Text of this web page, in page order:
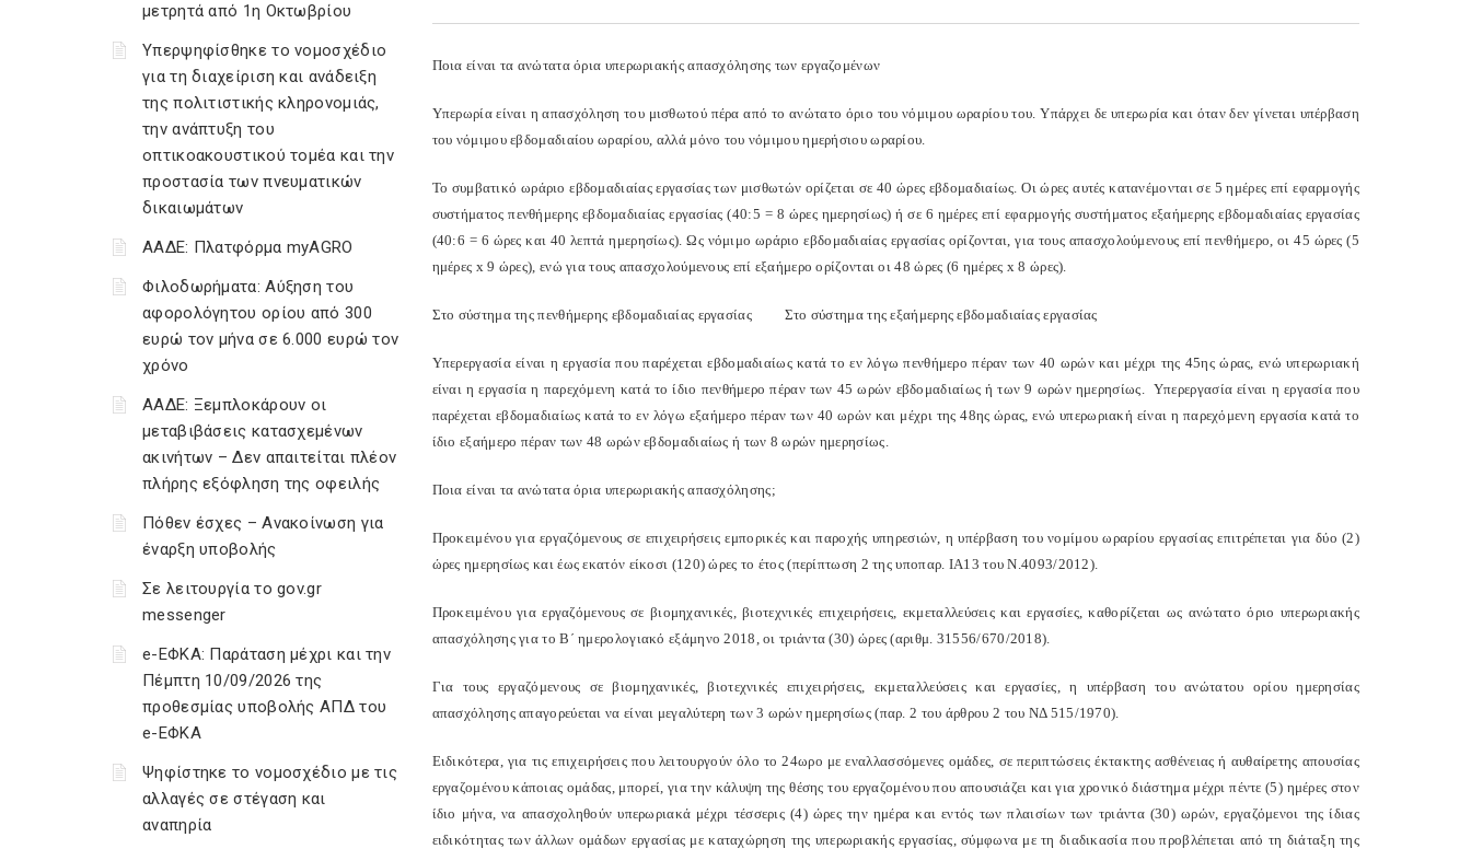
μετρητά από 1η Οκτωβρίου
Υπερψηφίσθηκε το νομοσχέδιο
για τη διαχείριση και ανάδειξη
της πολιτιστικής κληρονομιάς,
την ανάπτυξη του
οπτικοακουστικού τομέα και την
προστασία των πνευματικών
δικαιωμάτων
ΑΑΔΕ: Πλατφόρμα myAGRO
Φιλοδωρήματα: Αύξηση του
αφορολόγητου ορίου από 300
ευρώ τον μήνα σε 6.000 ευρώ τον
χρόνο
ΑΑΔΕ: Ξεμπλοκάρουν οι
μεταβιβάσεις κατασχεμένων
ακινήτων – Δεν απαιτείται πλέον
πλήρης εξόφληση της οφειλής
Πόθεν έσχες – Ανακοίνωση για
έναρξη υποβολής
Σε λειτουργία το gov.gr
messenger
e-ΕΦΚΑ: Παράταση μέχρι και την
Πέμπτη 10/09/2026 της
προθεσμίας υποβολής ΑΠΔ του
e-ΕΦΚΑ
Ψηφίστηκε το νομοσχέδιο με τις
αλλαγές σε στέγαση και
αναπηρία
Ποια είναι τα ανώτατα όρια υπερωριακής απασχόλησης των εργαζομένων
Υπερωρία είναι η απασχόληση του μισθωτού πέρα από το ανώτατο όριο του νόμιμου ωραρίου του. Υπάρχει δε υπερωρία και όταν δεν γίνεται υπέρβαση
του νόμιμου εβδομαδιαίου ωραρίου, αλλά μόνο του νόμιμου ημερήσιου ωραρίου.
Το συμβατικό ωράριο εβδομαδιαίας εργασίας των μισθωτών ορίζεται σε 40 ώρες εβδομαδιαίως. Οι ώρες αυτές κατανέμονται σε 5 ημέρες επί εφαρμογής
συστήματος πενθήμερης εβδομαδιαίας εργασίας (40:5 = 8 ώρες ημερησίως) ή σε 6 ημέρες επί εφαρμογής συστήματος εξαήμερης εβδομαδιαίας εργασίας
(40:6 = 6 ώρες και 40 λεπτά ημερησίως). Ως νόμιμο ωράριο εβδομαδιαίας εργασίας ορίζονται, για τους απασχολούμενους επί πενθήμερο, οι 45 ώρες (5
ημέρες x 9 ώρες), ενώ για τους απασχολούμενους επί εξαήμερο ορίζονται οι 48 ώρες (6 ημέρες x 8 ώρες).
Στο σύστημα της πενθήμερης εβδομαδιαίας εργασίας Στο σύστημα της εξαήμερης εβδομαδιαίας εργασίας
Υπερεργασία είναι η εργασία που παρέχεται εβδομαδιαίως κατά το εν λόγω πενθήμερο πέραν των 40 ωρών και μέχρι της 45ης ώρας, ενώ υπερωριακή
είναι η εργασία η παρεχόμενη κατά το ίδιο πενθήμερο πέραν των 45 ωρών εβδομαδιαίως ή των 9 ωρών ημερησίως. Υπερεργασία είναι η εργασία που
παρέχεται εβδομαδιαίως κατά το εν λόγω εξαήμερο πέραν των 40 ωρών και μέχρι της 48ης ώρας, ενώ υπερωριακή είναι η παρεχόμενη εργασία κατά το
ίδιο εξαήμερο πέραν των 48 ωρών εβδομαδιαίως ή των 8 ωρών ημερησίως.
Ποια είναι τα ανώτατα όρια υπερωριακής απασχόλησης;
Προκειμένου για εργαζόμενους σε επιχειρήσεις εμπορικές και παροχής υπηρεσιών, η υπέρβαση του νομίμου ωραρίου εργασίας επιτρέπεται για δύο (2)
ώρες ημερησίως και έως εκατόν είκοσι (120) ώρες το έτος (περίπτωση 2 της υποπαρ. ΙΑ13 του Ν.4093/2012).
Προκειμένου για εργαζόμενους σε βιομηχανικές, βιοτεχνικές επιχειρήσεις, εκμεταλλεύσεις και εργασίες, καθορίζεται ως ανώτατο όριο υπερωριακής
απασχόλησης για το Β΄ ημερολογιακό εξάμηνο 2018, οι τριάντα (30) ώρες (αριθμ. 31556/670/2018).
Για τους εργαζόμενους σε βιομηχανικές, βιοτεχνικές επιχειρήσεις, εκμεταλλεύσεις και εργασίες, η υπέρβαση του ανώτατου ορίου ημερησίας
απασχόλησης απαγορεύεται να είναι μεγαλύτερη των 3 ωρών ημερησίως (παρ. 2 του άρθρου 2 του ΝΔ 515/1970).
Ειδικότερα, για τις επιχειρήσεις που λειτουργούν όλο το 24ωρο με εναλλασσόμενες ομάδες, σε περιπτώσεις έκτακτης ασθένειας ή αυθαίρετης απουσίας
εργαζομένου κάποιας ομάδας, μπορεί, για την κάλυψη της θέσης του εργαζομένου που απουσιάζει και για χρονικό διάστημα μέχρι πέντε (5) ημέρες στον
ίδιο μήνα, να απασχοληθούν υπερωριακά μέχρι τέσσερις (4) ώρες την ημέρα και εντός των πλαισίων των τριάντα (30) ωρών, εργαζόμενοι της ίδιας
ειδικότητας των άλλων ομάδων εργασίας με καταχώρηση της υπερωριακής εργασίας, σύμφωνα με τη διαδικασία που προβλέπεται από τη διάταξη της